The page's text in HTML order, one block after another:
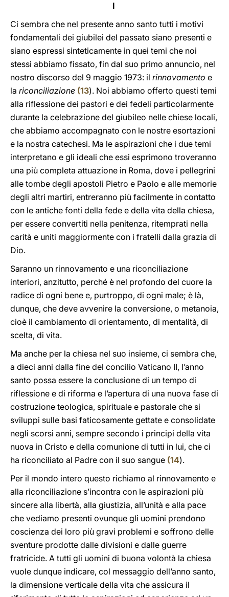
I
Ci sembra che nel presente anno santo tutti i motivi
fondamentali dei giubilei del passato siano presenti e
siano espressi sinteticamente in quei temi che noi
stessi abbiamo fissato, fin dal suo primo annuncio, nel
nostro discorso del 9 maggio 1973: il rinnovamento e
la riconciliazione (13). Noi abbiamo offerto questi temi
alla riflessione dei pastori e dei fedeli particolarmente
durante la celebrazione del giubileo nelle chiese locali,
che abbiamo accompagnato con le nostre esortazioni
e la nostra catechesi. Ma le aspirazioni che i due temi
interpretano e gli ideali che essi esprimono troveranno
una più completa attuazione in Roma, dove i pellegrini
alle tombe degli apostoli Pietro e Paolo e alle memorie
degli altri martiri, entreranno più facilmente in contatto
con le antiche fonti della fede e della vita della chiesa,
per essere convertiti nella penitenza, ritemprati nella
carità e uniti maggiormente con i fratelli dalla grazia di
Dio.
Saranno un rinnovamento e una riconciliazione
interiori, anzitutto, perché è nel profondo del cuore la
radice di ogni bene e, purtroppo, di ogni male; è là,
dunque, che deve avvenire la conversione, o metanoia,
cioè il cambiamento di orientamento, di mentalità, di
scelta, di vita.
Ma anche per la chiesa nel suo insieme, ci sembra che,
a dieci anni dalla fine del concilio Vaticano II, l’anno
santo possa essere la conclusione di un tempo di
riflessione e di riforma e l’apertura di una nuova fase di
costruzione teologica, spirituale e pastorale che si
sviluppi sulle basi faticosamente gettate e consolidate
negli scorsi anni, sempre secondo i principi della vita
nuova in Cristo e della comunione di tutti in lui, che ci
ha riconciliato al Padre con il suo sangue (14).
Per il mondo intero questo richiamo al rinnovamento e
alla riconciliazione s’incontra con le aspirazioni più
sincere alla libertà, alla giustizia, all’unità e alla pace
che vediamo presenti ovunque gli uomini prendono
coscienza dei loro più gravi problemi e soffrono delle
sventure prodotte dalle divisioni e dalle guerre
fratricide. A tutti gli uomini di buona volontà la chiesa
vuole dunque indicare, col messaggio dell’anno santo,
la dimensione verticale della vita che assicura il